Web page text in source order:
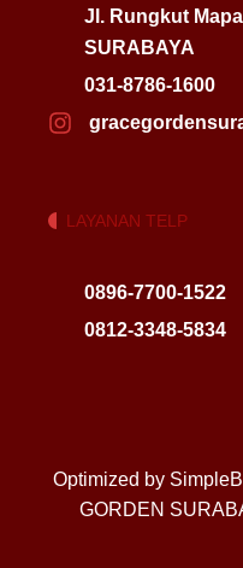
Jl. Rungkut
SURABAYA
031-8786-1600
LAYANAN TELP
0896-7700-1522
0812-3348-5834
Optimized by
GORDEN